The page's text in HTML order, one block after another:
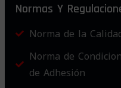
Normas Y
Norma de la
Norma de
de Adhesión